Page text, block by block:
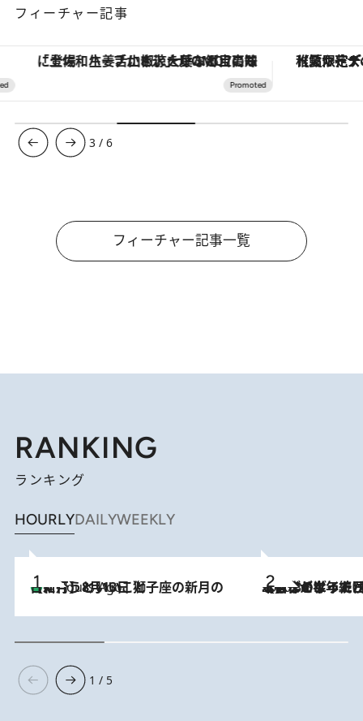
フィーチャー記事
「土佐和ハーブかき氷」がOMO7高知に登場！生姜、山椒、大葉など目にも舌にも涼を呼ぶ郷土の味 【夏限定ディナーコース】旬を
3 /6
フィーチャー記事一覧
RANKING
ランキング
HOURLYDAILYWEEKLY
4 Hours Ago
【新月】8月13日 獅子座の新月の日に行うといいこと 2026.8.3
【自作のダイエットノートは攻略本】ダイエットが「苦しいもの」ではなくなった日。50代フードライターが半年続けられた理由は“楽しむこと”
1 / 5